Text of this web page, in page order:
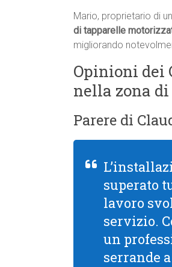
Mario, proprietario di
di tapparelle
migliorando
Opinioni dei
nella zona
Parere di
superato
lavoro
servizio.
un
serrande